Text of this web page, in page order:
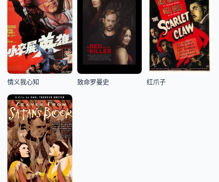
情义我心知 致命罗曼史 红爪子